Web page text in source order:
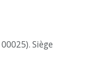
Siège